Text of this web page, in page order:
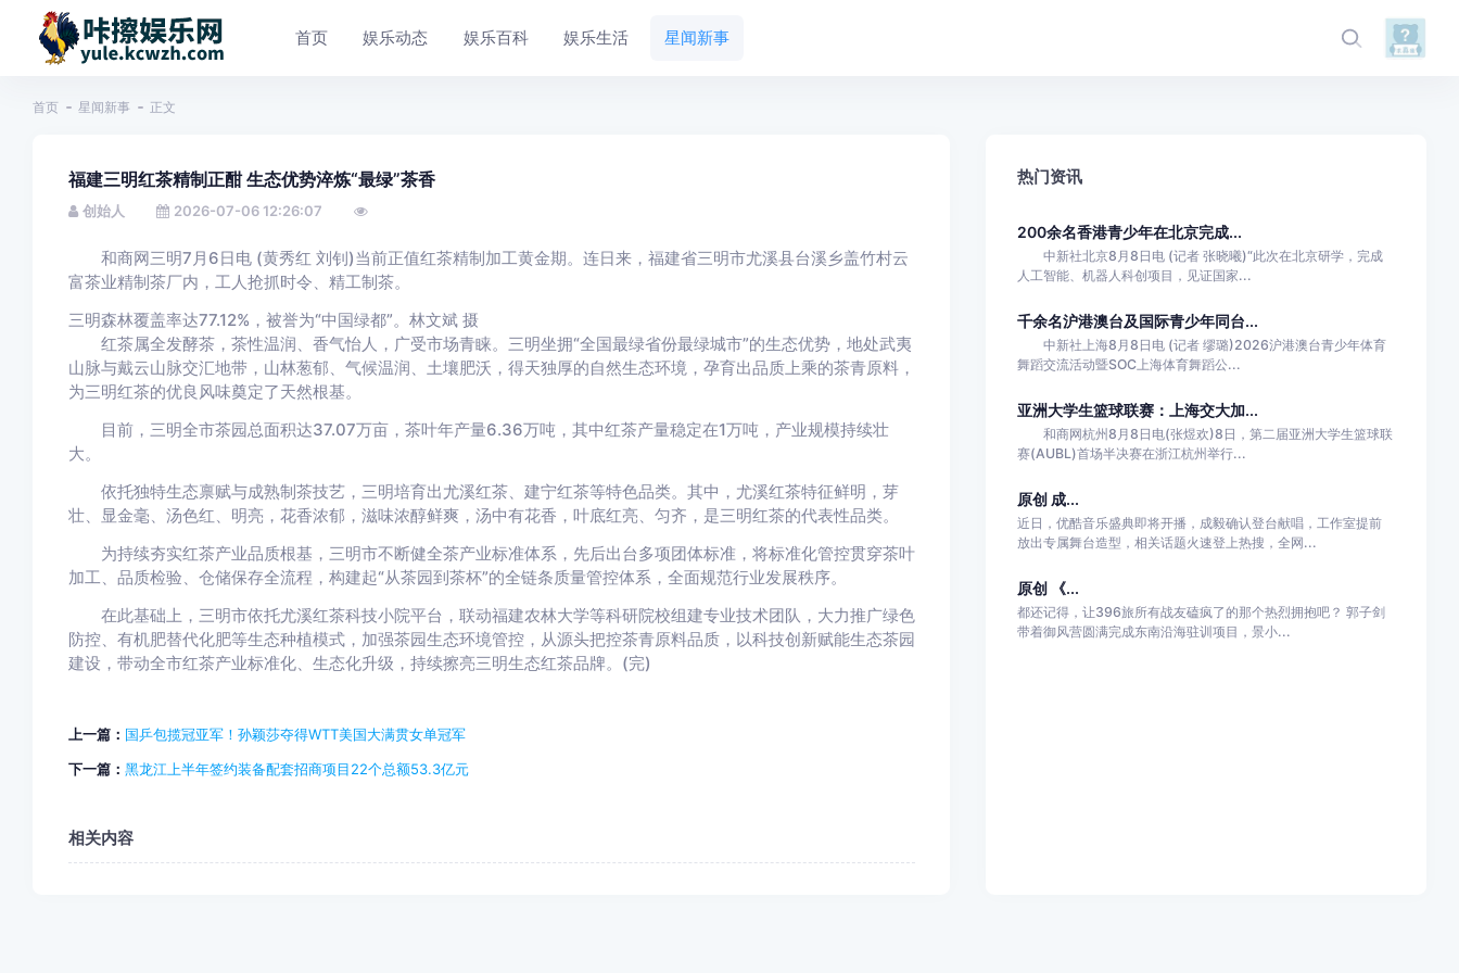
首页 娱乐动态 娱乐百科 娱乐生活 星闻新事
首页 星闻新事 正文
福建三明红茶精制正酣 生态优势淬炼“最绿”茶香
创始人 2026-07-06 12:26:07
和商网三明7月6日电 (黄秀红 刘钊)当前正值红茶精制加工黄金期。连日来，福建省三明市尤溪县台溪乡盖竹村云
富茶业精制茶厂内，工人抢抓时令、精工制茶。
三明森林覆盖率达77.12%，被誉为“中国绿都”。林文斌 摄
红茶属全发酵茶，茶性温润、香气怡人，广受市场青睐。三明坐拥“全国最绿省份最绿城市”的生态优势，地处武夷
山脉与戴云山脉交汇地带，山林葱郁、气候温润、土壤肥沃，得天独厚的自然生态环境，孕育出品质上乘的茶青原料，
为三明红茶的优良风味奠定了天然根基。
目前，三明全市茶园总面积达37.07万亩，茶叶年产量6.36万吨，其中红茶产量稳定在1万吨，产业规模持续壮
大。
依托独特生态禀赋与成熟制茶技艺，三明培育出尤溪红茶、建宁红茶等特色品类。其中，尤溪红茶特征鲜明，芽
壮、显金毫、汤色红、明亮，花香浓郁，滋味浓醇鲜爽，汤中有花香，叶底红亮、匀齐，是三明红茶的代表性品类。
为持续夯实红茶产业品质根基，三明市不断健全茶产业标准体系，先后出台多项团体标准，将标准化管控贯穿茶叶
加工、品质检验、仓储保存全流程，构建起“从茶园到茶杯”的全链条质量管控体系，全面规范行业发展秩序。
在此基础上，三明市依托尤溪红茶科技小院平台，联动福建农林大学等科研院校组建专业技术团队，大力推广绿色
防控、有机肥替代化肥等生态种植模式，加强茶园生态环境管控，从源头把控茶青原料品质，以科技创新赋能生态茶园
建设，带动全市红茶产业标准化、生态化升级，持续擦亮三明生态红茶品牌。(完)
上一篇： 国乒包揽冠亚军！孙颖莎夺得WTT美国大满贯女单冠军
下一篇： 黑龙江上半年签约装备配套招商项目22个总额53.3亿元
相关内容
热门资讯
200余名香港青少年在北京完成...
中新社北京8月8日电 (记者 张晓曦)“此次在北京研学，完成
人工智能、机器人科创项目，见证国家...
千余名沪港澳台及国际青少年同台...
中新社上海8月8日电 (记者 缪璐)2026沪港澳台青少年体育
舞蹈交流活动暨SOC上海体育舞蹈公...
亚洲大学生篮球联赛：上海交大加...
和商网杭州8月8日电(张煜欢)8日，第二届亚洲大学生篮球联
赛(AUBL)首场半决赛在浙江杭州举行...
原创 成...
近日，优酷音乐盛典即将开播，成毅确认登台献唱，工作室提前
放出专属舞台造型，相关话题火速登上热搜，全网...
原创 《...
都还记得，让396旅所有战友磕疯了的那个热烈拥抱吧？ 郭子剑
带着御风营圆满完成东南沿海驻训项目，景小...